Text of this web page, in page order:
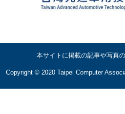
本サイトに掲載の記事や写真
Copyright © 2020 Taipei Computer